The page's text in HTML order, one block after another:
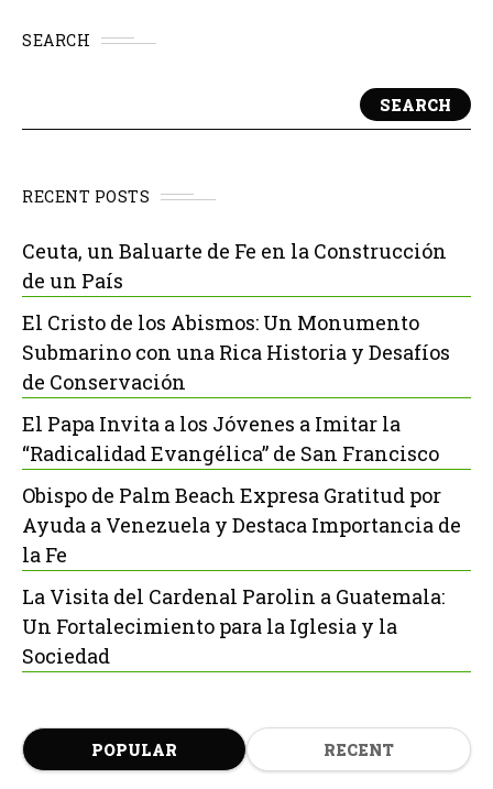
SEARCH
SEARCH
RECENT POSTS
Ceuta, un Baluarte de Fe en la Construcción
de un País
El Cristo de los Abismos: Un Monumento
Submarino con una Rica Historia y Desafíos
de Conservación
El Papa Invita a los Jóvenes a Imitar la
“Radicalidad Evangélica” de San Francisco
Obispo de Palm Beach Expresa Gratitud por
Ayuda a Venezuela y Destaca Importancia de
la Fe
La Visita del Cardenal Parolin a Guatemala:
Un Fortalecimiento para la Iglesia y la
Sociedad
POPULAR RECENT